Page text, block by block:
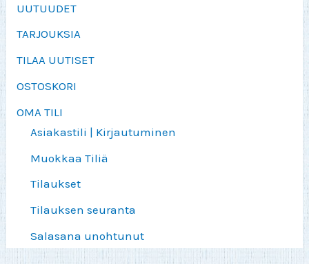
UUTUUDET
TARJOUKSIA
TILAA UUTISET
OSTOSKORI
OMA TILI
Asiakastili | Kirjautuminen
Muokkaa Tiliä
Tilaukset
Tilauksen seuranta
Salasana unohtunut